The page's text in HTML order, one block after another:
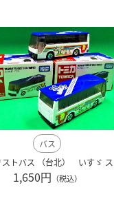
バス
1,650円 （税込）